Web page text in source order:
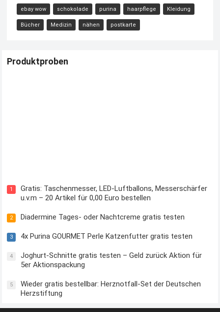
ebay wow schokolade purina haarpflege Kleidung
Bücher Medizin nähen postkarte
Produktproben
1
Gratis: Taschenmesser, LED-Luftballons, Messerschärfer
u.v.m – 20 Artikel für 0,00 Euro bestellen
2 Diadermine Tages- oder Nachtcreme gratis testen
3 4x Purina GOURMET Perle Katzenfutter gratis testen
4
Joghurt-Schnitte gratis testen – Geld zurück Aktion für
5er Aktionspackung
5
Wieder gratis bestellbar: Herznotfall-Set der Deutschen
Herzstiftung